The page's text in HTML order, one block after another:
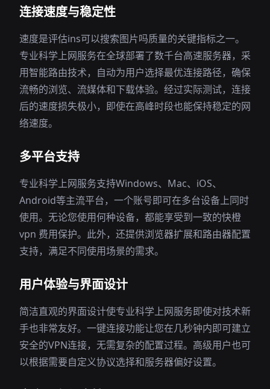
连接速度与稳定性
速度是评估ins可以搜索图片吗质量的关键指标之一。
专业科学上网服务在全球部署了数千台高速服务器，采
用智能路由技术，自动为用户选择最优连接路径，确保
流畅的浏览、流媒体和下载体验。经过实际测试，连接
后的速度损失极小，即使在高峰时段也能保持稳定的网
络速度。
多平台支持
专业科学上网服务支持Windows、Mac、iOS、
Android等主流平台，一个账号即可在多台设备上同时
使用。无论您使用何种设备，都能享受到一致的快橙
vpn 费用保护。此外，还提供浏览器扩展和路由器配置
支持，满足不同使用场景的需求。
用户体验与界面设计
简洁直观的界面设计使专业科学上网服务即使对技术新
手也非常友好。一键连接功能让您在几秒钟内即可建立
安全的VPN连接，无需复杂的配置过程。高级用户也可
以根据需要自定义协议选择和服务器偏好设置。